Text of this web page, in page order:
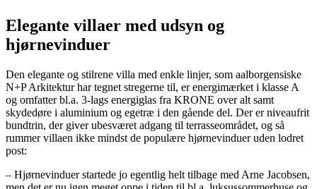
Elegante villaer med udsyn og
hjørnevinduer
Den elegante og stilrene villa med enkle linjer, som aalborgensiske
N+P Arkitektur har tegnet stregerne til, er energimærket i klasse A
og omfatter bl.a. 3-lags energiglas fra KRONE over alt samt
skydedøre i aluminium og egetræ i den gående del. Der er niveaufrit
bundtrin, der giver ubesværet adgang til terrasseområdet, og så
rummer villaen ikke mindst de populære hjørnevinduer uden lodret
post:
– Hjørnevinduer startede jo egentlig helt tilbage med Arne Jacobsen,